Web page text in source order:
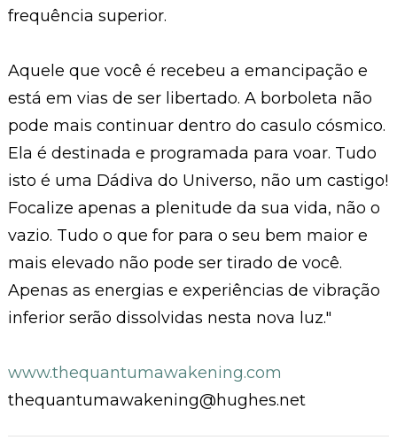
frequência superior.
Aquele que você é recebeu a emancipação e
está em vias de ser libertado. A borboleta não
pode mais continuar dentro do casulo cósmico.
Ela é destinada e programada para voar. Tudo
isto é uma Dádiva do Universo, não um castigo!
Focalize apenas a plenitude da sua vida, não o
vazio. Tudo o que for para o seu bem maior e
mais elevado não pode ser tirado de você.
Apenas as energias e experiências de vibração
inferior serão dissolvidas nesta nova luz."
www.thequantumawakening.com
thequantumawakening@hughes.net